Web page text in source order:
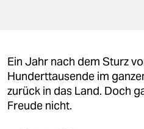
genossenschaft
epaper login
Ein Jahr nach dem Sturz
Hunderttausende im
zurück in das Land. Doch
Freude nicht.